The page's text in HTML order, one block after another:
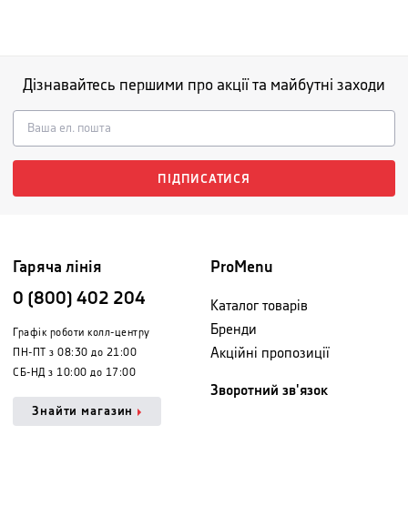
Дізнавайтесь першими про акції та майбутні заходи
ПІДПИСАТИСЯ
Гаряча лінія
0 (800) 402 204
Графік роботи колл-центру
ПН-ПТ з 08:30 до 21:00
СБ-НД з 10:00 до 17:00
Знайти магазин
ProMenu
Каталог товарів
Бренди
Акційні пропозиції
Зворотний зв'язок